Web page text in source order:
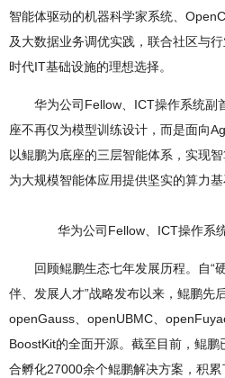
智能体驱动的机器科学家系统、
及大数据业务调优实践，联合社区与
时代IT基础设施的理想选择。
华为公司Fellow、ICT操作系统副
座不再仅为模型训练设计，而是面向
以鲲鹏为底座的三层智能体系，实现
为大规模智能体应用提供坚实的算力基
华为公司Fellow、ICT操作系
回顾鲲鹏生态七年发展历程。自“
伴、发展人才”战略发布以来，鲲鹏先
openGauss、openUBMC、
BoostKit的全面开源。截至目前，鲲
合孵化27000余个鲲鹏解决方案，积累